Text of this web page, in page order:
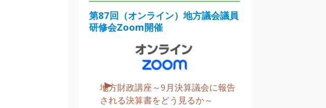
第87回（オンライン）地方議会議員
研修会Zoom開催
地方財政講座～9月決算議会に報告
される決算書をどう見るか～